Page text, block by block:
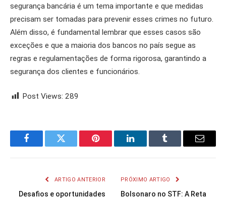
segurança bancária é um tema importante e que medidas
precisam ser tomadas para prevenir esses crimes no futuro.
Além disso, é fundamental lembrar que esses casos são
exceções e que a maioria dos bancos no país segue as
regras e regulamentações de forma rigorosa, garantindo a
segurança dos clientes e funcionários.
Post Views: 289
FacebookTwitter Pinterest LinkedInTumblr Email
ARTIGO ANTERIOR
Desafios e oportunidades
PRÓXIMO ARTIGO
Bolsonaro no STF: A Reta